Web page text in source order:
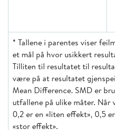
* Tallene i parentes viser
et mål på hvor usikkert
Tilliten til resultatet til
være på at resultatet
Mean Difference. SMD er
utfallene på ulike måter.
0,2 er en «liten effekt», 0,5
«stor effekt».